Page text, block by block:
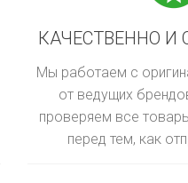
КАЧЕСТВЕННО И
Мы работаем с
от ведущих
проверяем все
перед тем, как